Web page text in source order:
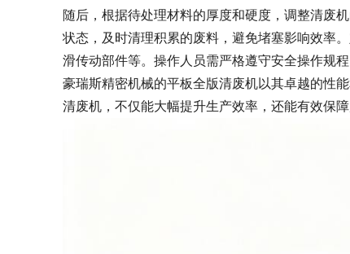
随后，根据待处理材料的厚度和硬度，调整清废
状态，及时清理积累的废料，避免堵塞影响效率
滑传动部件等。操作人员需严格遵守安全操作规
豪瑞斯精密机械的平板全版清废机以其卓越的性
清废机，不仅能大幅提升生产效率，还能有效保